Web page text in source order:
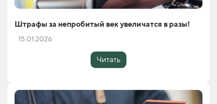
Штрафы за непробитый век увеличатся в разы!
15.01.2026
Читать